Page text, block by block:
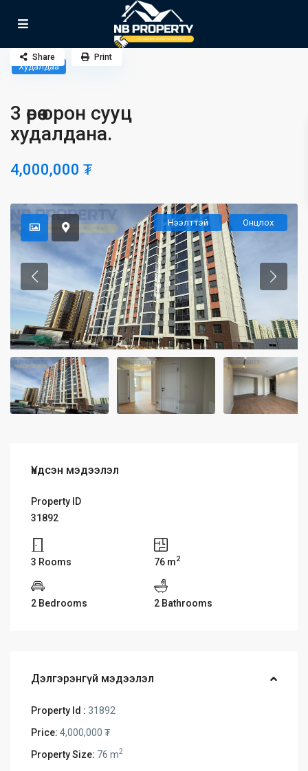
Худалдаа
3 өрөө орон сууц
худалдана.
4,000,000 ₮
Share Print
Нээлттэй Онцлох
Үндсэн мэдээлэл
Property ID
31892
3 Rooms 76 m2
2 Bedrooms 2 Bathrooms
Дэлгэрэнгүй мэдээлэл
Property Id : 31892
Price: 4,000,000 ₮
Property Size: 76 m2